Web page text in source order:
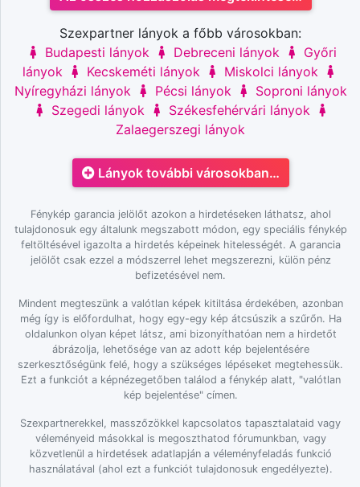
Szexpartner lányok a főbb városokban:
Budapesti lányok
Debreceni lányok
Győri
lányok
Kecskeméti lányok
Miskolci lányok
Nyíregyházi lányok
Pécsi lányok
Soproni lányok
Szegedi lányok
Székesfehérvári lányok
Zalaegerszegi lányok
Lányok további városokban…
Fénykép garancia jelölőt azokon a hirdetéseken láthatsz, ahol
tulajdonosuk egy általunk megszabott módon, egy speciális fénykép
feltöltésével igazolta a hirdetés képeinek hitelességét. A garancia
jelölőt csak ezzel a módszerrel lehet megszerezni, külön pénz
befizetésével nem.
Mindent megteszünk a valótlan képek kitiltása érdekében, azonban
még így is előfordulhat, hogy egy-egy kép átcsúszik a szűrőn. Ha
oldalunkon olyan képet látsz, ami bizonyíthatóan nem a hirdetőt
ábrázolja, lehetősége van az adott kép bejelentésére
szerkesztőségünk felé, hogy a szükséges lépéseket megtehessük.
Ezt a funkciót a képnézegetőben találod a fénykép alatt, "valótlan
kép bejelentése" címen.
Szexpartnerekkel, masszőzökkel kapcsolatos tapasztalataid vagy
véleményeid másokkal is megoszthatod fórumunkban, vagy
közvetlenül a hirdetések adatlapján a véleményfeladás funkció
használatával (ahol ezt a funkciót tulajdonosuk engedélyezte).